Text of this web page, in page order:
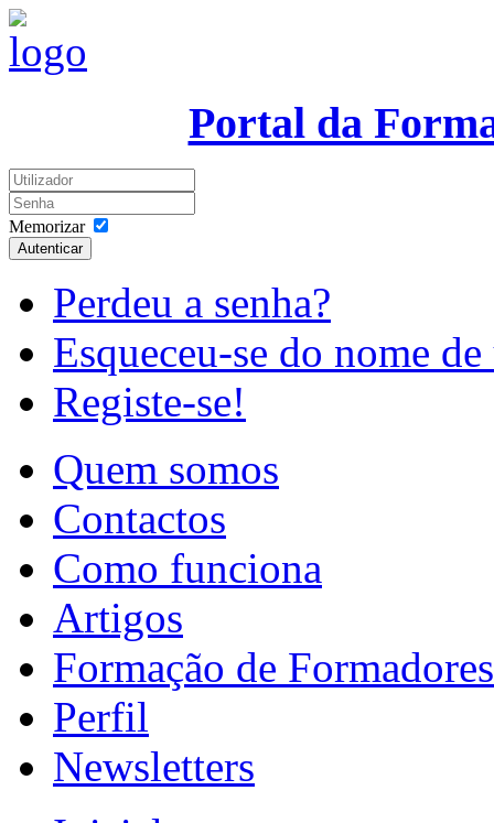
Portal da
Memorizar
Autenticar
Perdeu a senha?
Esqueceu-se do nome
Registe-se!
Quem somos
Contactos
Como funciona
Artigos
Formação de Formadores
Perfil
Newsletters